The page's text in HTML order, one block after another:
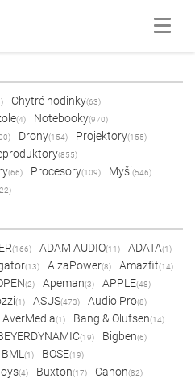
Chytré hodinky(63)
(4) Notebooky(970)
Drony(154) Projektory(155)
(855)
(66) Procesory(109) Myši(546)
(166) ADAM AUDIO(11) ADATA(1)
(13) AlzaPower(8) Amazfit(14)
(2) Apeman(3) APPLE(48)
(1) ASUS(473) Audio Pro(8)
AverMedia(1) Bang & Olufsen(14)
(19) Bigben(6)
BML (1) BOSE(19)
(4) Buxton(17) Canon(82)